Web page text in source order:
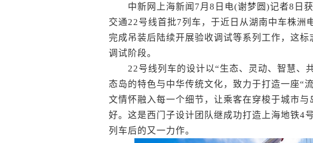
中新网上海新闻7月8日电(谢梦圆)记者8日获
交通22号线首批7列车，于近日从湖南中车株洲
完成吊装后陆续开展验收调试等系列工作，这
调试阶段。
22号线列车的设计以“生态、灵动、智慧、
态岛的特色与中华传统文化，致力于打造一座“
文情怀融入每一个细节，让乘客在穿梭于城市
好。这是西门子设计团队继成功打造上海地铁4
列车后的又一力作。